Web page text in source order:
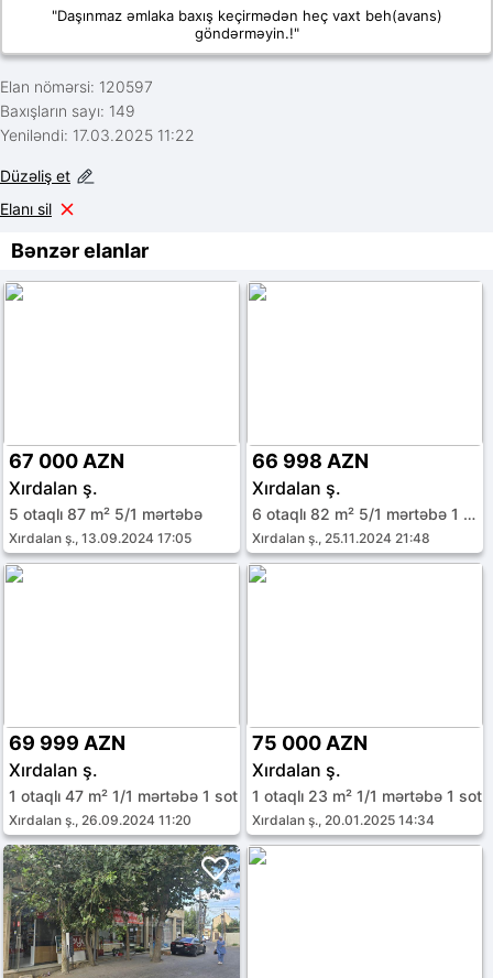
"Daşınmaz əmlaka baxış keçirmədən heç vaxt beh(avans)
göndərməyin.!"
Elan nömərsi: 120597
Baxışların sayı: 149
Yeniləndi: 17.03.2025 11:22
Düzəliş et
Elanı sil
Bənzər elanlar
67 000 AZN
Xırdalan ş.
5 otaqlı 87 m² 5/1 mərtəbə
Xırdalan ş., 13.09.2024 17:05
66 998 AZN
Xırdalan ş.
6 otaqlı 82 m² 5/1 mərtəbə 1 sot
Xırdalan ş., 25.11.2024 21:48
69 999 AZN
Xırdalan ş.
1 otaqlı 47 m² 1/1 mərtəbə 1 sot
Xırdalan ş., 26.09.2024 11:20
75 000 AZN
Xırdalan ş.
1 otaqlı 23 m² 1/1 mərtəbə 1 sot
Xırdalan ş., 20.01.2025 14:34